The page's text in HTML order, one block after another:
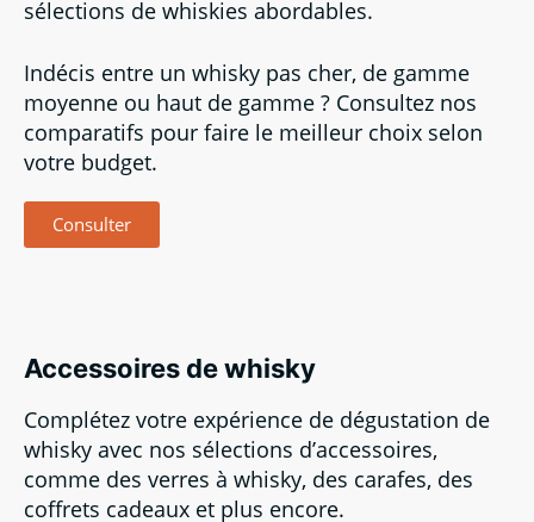
sélections de whiskies abordables.
Indécis entre un whisky pas cher, de gamme
moyenne ou haut de gamme ? Consultez nos
comparatifs pour faire le meilleur choix selon
votre budget.
Consulter
Accessoires de whisky
Complétez votre expérience de dégustation de
whisky avec nos sélections d’accessoires,
comme des verres à whisky, des carafes, des
coffrets cadeaux et plus encore.